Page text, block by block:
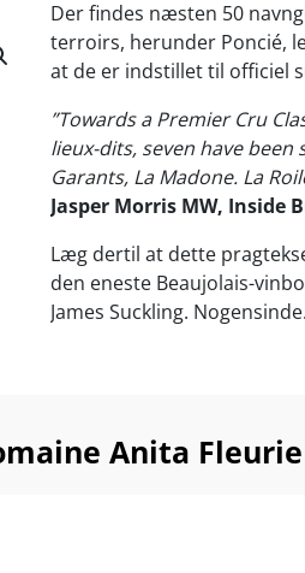
Der findes næsten 50
terroirs, herunder Poncié,
at de er indstillet til officiel
”Towards a Premier Cru
lieux-dits, seven have been
Garants, La Madone. La
Jasper Morris MW, Inside
Læg dertil at dette
den eneste Beaujolais-
James Suckling.
laks. Servér ved 14-17°C
Anita Fleurie